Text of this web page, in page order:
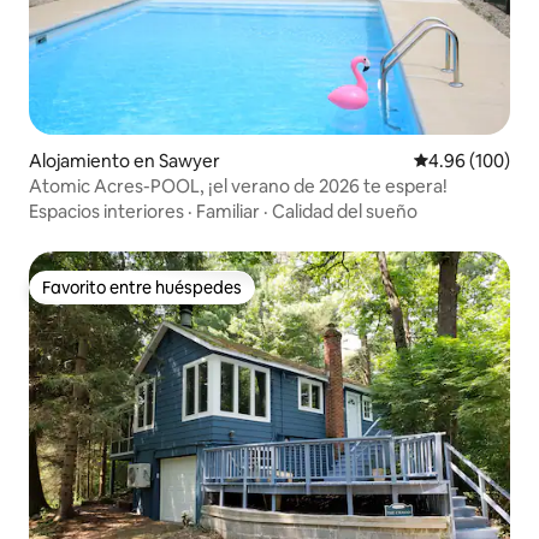
Alojamiento en Sawyer Calificación
4.96 (100)
Atomic Acres-POOL, ¡el verano de 2026 te espera!
Espacios interiores · Familiar · Calidad del sueño
Favorito entre huéspedes
Favorito entre huéspedes